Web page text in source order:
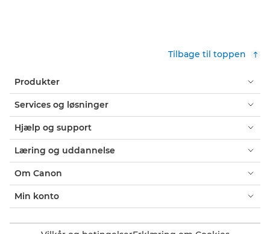
Tilbage til toppen
Produkter
Services og løsninger
Hjælp og support
Læring og uddannelse
Om Canon
Min konto